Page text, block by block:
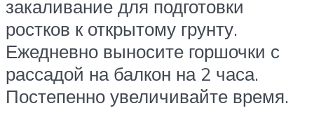
закаливание для подготовки
ростков к открытому грунту.
Ежедневно выносите горшочки с
рассадой на балкон на 2 часа.
Постепенно увеличивайте время.